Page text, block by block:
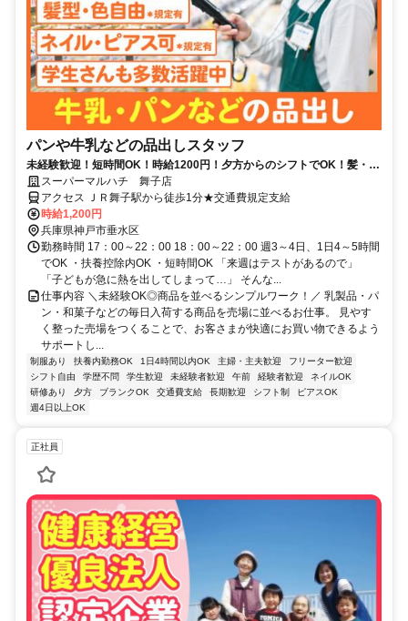
パンや牛乳などの品出しスタッフ
未経験歓迎！短時間OK！時給1200円！夕方からのシフトでOK！髪・ネ
イル自由度高め♪学校との両立も応援♪ 学生や高校生が多数活躍中です
♪|アルバイト・日配
スーパーマルハチ 舞子店
アクセス ＪＲ舞子駅から徒歩1分★交通費規定支給
時給1,200円
兵庫県神戸市垂水区
勤務時間 17：00～22：00 18：00～22：00 週3～4日、1日4～5時間
でOK ・扶養控除内OK ・短時間OK 「来週はテストがあるので」
「子どもが急に熱を出してしまって…」 そんな...
仕事内容 ＼未経験OK◎商品を並べるシンプルワーク！／ 乳製品・パ
ン・和菓子などの毎日入荷する商品を売場に並べるお仕事。 見やす
く整った売場をつくることで、お客さまが快適にお買い物できるよう
サポートし...
制服あり 扶養内勤務OK 1日4時間以内OK 主婦・主夫歓迎
フリーター歓迎
シフト自由
学歴不問 学生歓迎 未経験者歓迎 午前 経験者歓迎
ネイルOK
研修あり
夕方 ブランクOK 交通費支給 長期歓迎 シフト制
ピアスOK
週4日以上OK
正社員